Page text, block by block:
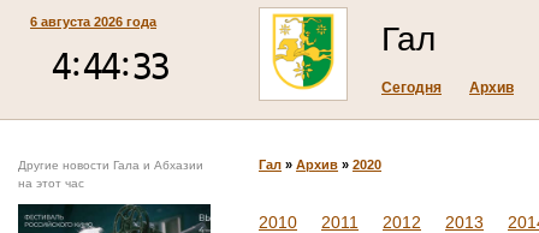
6 августа 2026 года Гал
Сегодня Архив
Другие новости Гала и Абхазии
на этот час
Гал » Архив » 2020
2010 2011 2012 2013